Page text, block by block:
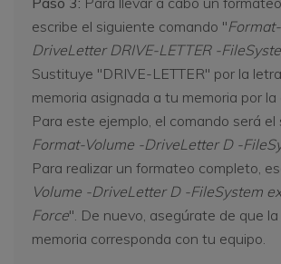
escribe el siguiente comando "
DriveLetter DRIVE-LETTER -
Sustituye "DRIVE-LETTER" por la
memoria asignada a tu memoria por la
Para este ejemplo, el comando será el
Format-Volume -DriveLetter D -
Para realizar un formateo completo,
Volume -DriveLetter D -FileSystem
Force". De nuevo, asegúrate de que
memoria corresponda con tu equipo.